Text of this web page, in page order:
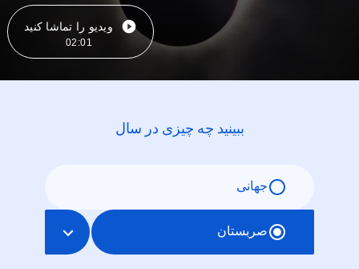
ویدیو را تماشا کنید
02:01
ببینید چه چیزی در سال
جهانی
صربستان